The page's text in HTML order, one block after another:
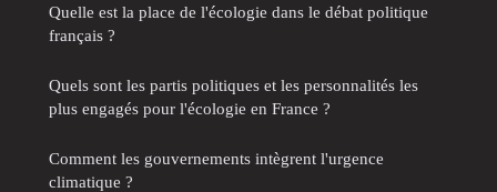
Quelle est la place de l'écologie dans le débat politique
français ?
Quels sont les partis politiques et les personnalités les
plus engagés pour l'écologie en France ?
Comment les gouvernements intègrent l'urgence
climatique ?